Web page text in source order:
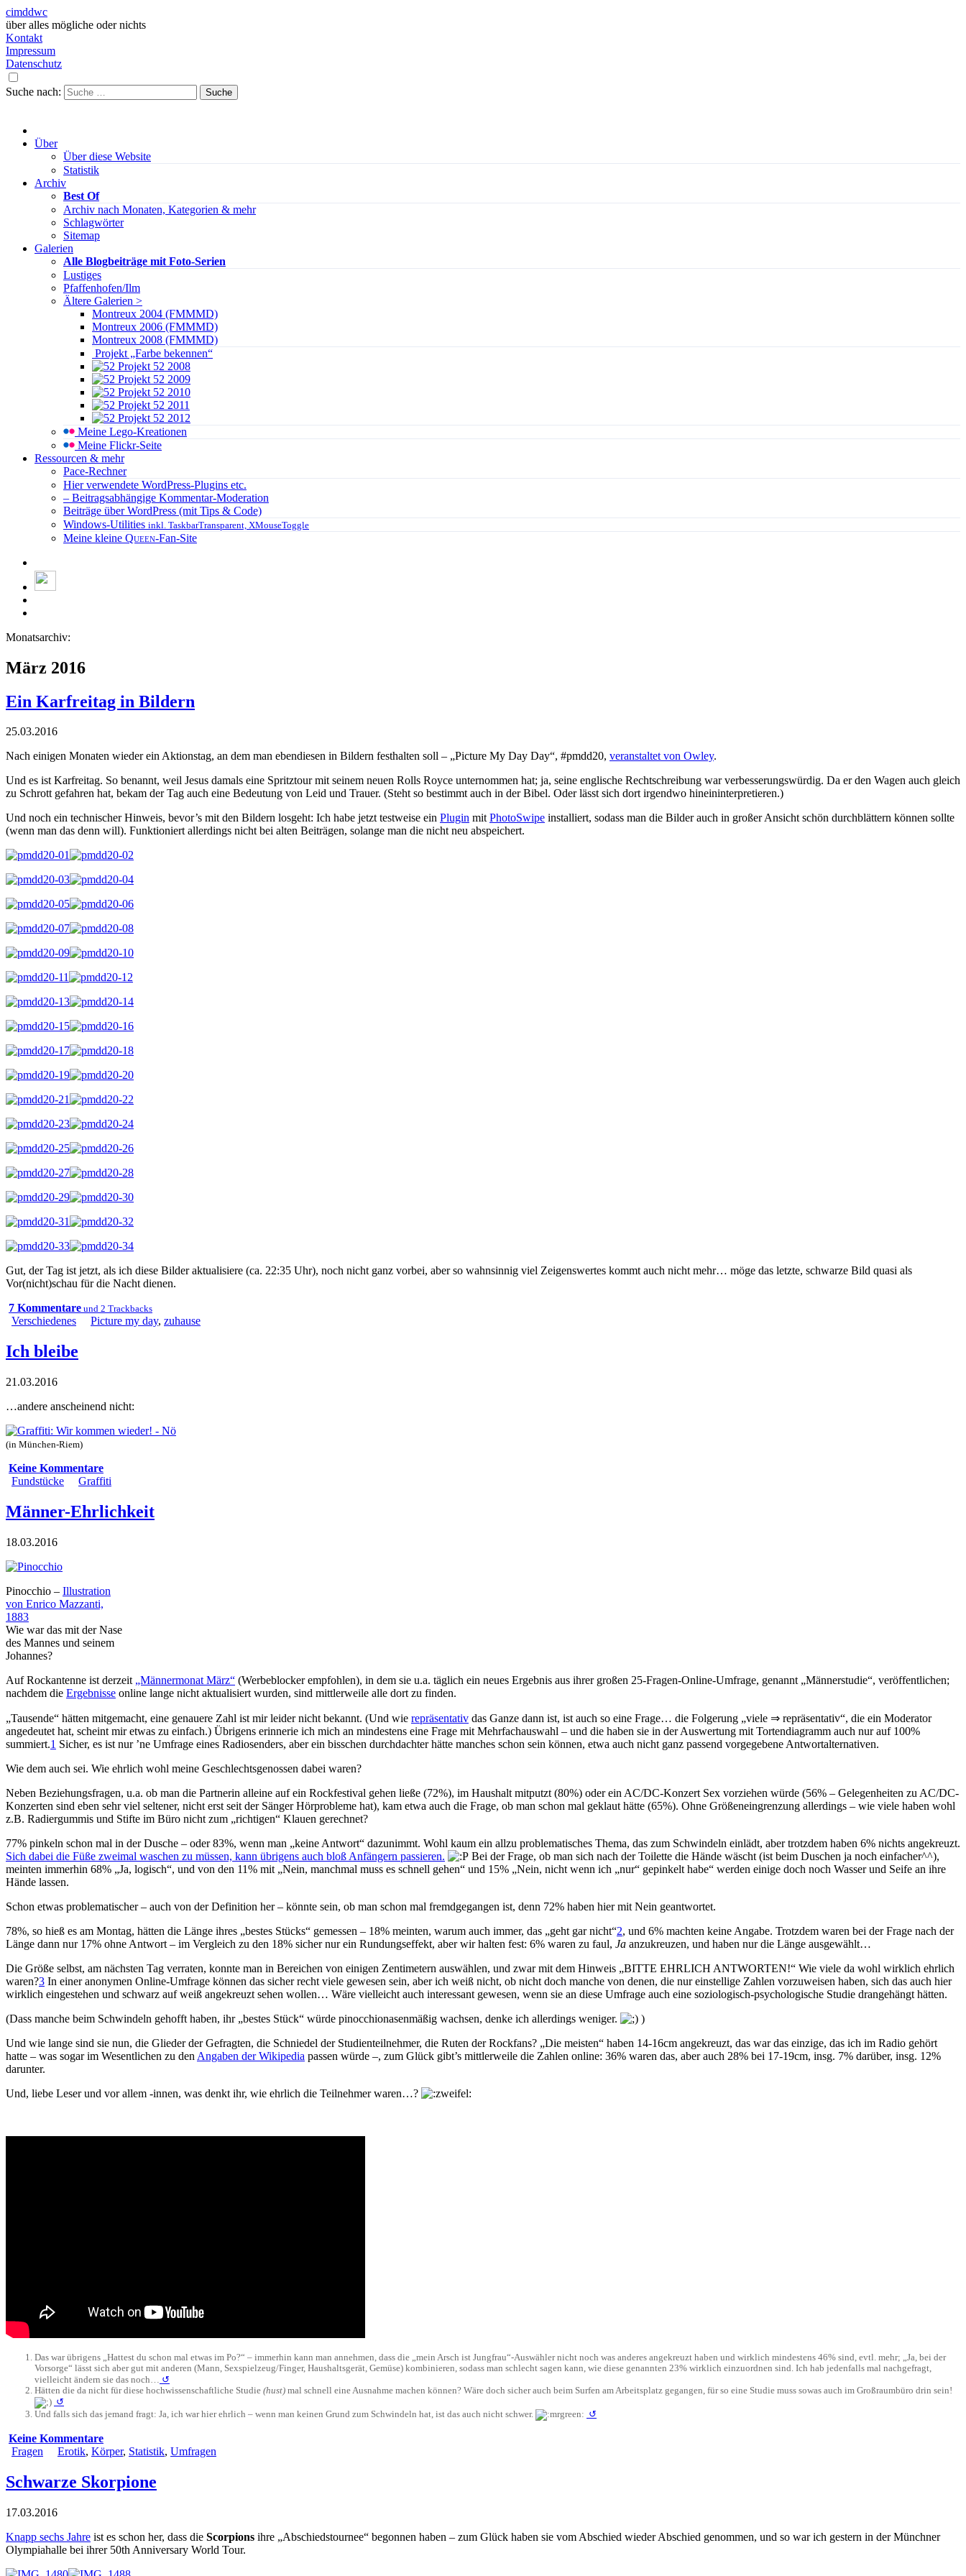
cimddwc
über alles mögliche oder nichts
Kontakt
Impressum
Datenschutz
Suche nach:
Über
Über diese Website
Statistik
Archiv
Best Of
Archiv nach Monaten, Kategorien & mehr
Schlagwörter
Sitemap
Galerien
Alle Blogbeiträge mit Foto-Serien
Lustiges
Pfaffenhofen/Ilm
Ältere Galerien >
Montreux 2004 (FMMMD)
Montreux 2006 (FMMMD)
Montreux 2008 (FMMMD)
Projekt „Farbe bekennen“
Projekt 52 2008
Projekt 52 2009
Projekt 52 2010
Projekt 52 2011
Projekt 52 2012
Meine Lego-Kreationen
Meine Flickr-Seite
Ressourcen & mehr
Pace-Rechner
Hier verwendete WordPress-Plugins etc.
– Beitragsabhängige Kommentar-Moderation
Beiträge über WordPress (mit Tips & Code)
Windows-Utilities inkl. TaskbarTransparent, XMouseToggle
Meine kleine Queen-Fan-Site
Monatsarchiv:
März 2016
Ein Karfreitag in Bildern
25.03.2016
Nach einigen Monaten wieder ein Aktionstag, an dem man ebendiesen in Bildern festhalten soll – „Picture My Day Day“, #pmdd20, veranstaltet von Owley.
Und es ist Karfreitag. So benannt, weil Jesus damals eine Spritztour mit seinem neuen Rolls Royce unternommen hat; ja, seine englische Rechtschreibung war verbesserungswürdig. Da er den Wagen auch gleich
zu Schrott gefahren hat, bekam der Tag auch eine Bedeutung von Leid und Trauer. (Steht so bestimmt auch in der Bibel. Oder lässt sich dort irgendwo hineininterpretieren.)
Und noch ein technischer Hinweis, bevor’s mit den Bildern losgeht: Ich habe jetzt testweise ein Plugin mitPhotoSwipe installiert, sodass man die Bilder auch in großer Ansicht schön durchblättern können sollte
(wenn man das denn will). Funktioniert allerdings nicht bei alten Beiträgen, solange man die nicht neu abspeichert.
Gut, der Tag ist jetzt, als ich diese Bilder aktualisiere (ca. 22:35 Uhr), noch nicht ganz vorbei, aber so wahnsinnig viel Zeigenswertes kommt auch nicht mehr… möge das letzte, schwarze Bild quasi als
Vor(nicht)schau für die Nacht dienen.
7 Kommentare und 2 Trackbacks
Verschiedenes Picture my day, zuhause
Ich bleibe
21.03.2016
…andere anscheinend nicht:
(in München-Riem)
Keine Kommentare
Fundstücke
Graffiti
Männer-Ehrlichkeit
18.03.2016
Pinocchio – Illustration
von Enrico Mazzanti,
1883
Wie war das mit der Nase
des Mannes und seinem
Johannes?
Auf Rockantenne ist derzeit „Männermonat März“ (Werbeblocker empfohlen), in dem sie u.a. täglich ein neues Ergebnis aus ihrer großen 25-Fragen-Online-Umfrage, genannt „Männerstudie“, veröffentlichen;
nachdem die Ergebnisse online lange nicht aktualisiert wurden, sind mittlerweile alle dort zu finden.
„Tausende“ hätten mitgemacht, eine genauere Zahl ist mir leider nicht bekannt. (Und wie repräsentativ das Ganze dann ist, ist auch so eine Frage… die Folgerung „viele ⇒ repräsentativ“, die ein Moderator
angedeutet hat, scheint mir etwas zu einfach.) Übrigens erinnerie ich mich an mindestens eine Frage mit Mehrfachauswahl – und die haben sie in der Auswertung mit Tortendiagramm auch nur auf 100%
summiert.1 Sicher, es ist nur ’ne Umfrage eines Radiosenders, aber ein bisschen durchdachter hätte manches schon sein können, etwa auch nicht ganz passend vorgegebene Antwort­alternativen.
Wie dem auch sei. Wie ehrlich wohl meine Geschlechts­genossen dabei waren?
Neben Beziehungsfragen, u.a. ob man die Partnerin alleine auf ein Rockfestival gehen ließe (72%), im Haushalt mitputzt (80%) oder ein AC/DC-Konzert Sex vorziehen würde (56% – Gelegenheiten zu AC/DC-
Konzerten sind eben sehr viel seltener, nicht erst seit der Sänger Hörprobleme hat), kam etwa auch die Frage, ob man schon mal geklaut hätte (65%). Ohne Größen­eingrenzung allerdings – wie viele haben wohl
z.B. Radiergummis und Stifte im Büro nicht zum „richtigen“ Klauen gerechnet?
77% pinkeln schon mal in der Dusche – oder 83%, wenn man „keine Antwort“ dazunimmt. Wohl kaum ein allzu problematisches Thema, das zum Schwindeln einlädt, aber trotzdem haben 6% nichts angekreuzt.
Sich dabei die Füße zweimal waschen zu müssen, kann übrigens auch bloß Anfängern passieren.
Bei der Frage, ob man sich nach der Toilette die Hände wäscht (ist beim Duschen ja noch einfacher^^),
meinten immerhin 68% „Ja, logisch“, und von den 11% mit „Nein, manchmal muss es schnell gehen“ und 15% „Nein, nicht wenn ich „nur“ gepinkelt habe“ werden einige doch noch Wasser und Seife an ihre
Hände lassen.
Schon etwas problematischer – auch von der Definition her – könnte sein, ob man schon mal fremdgegangen ist, denn 72% haben hier mit Nein geantwortet.
78%, so hieß es am Montag, hätten die Länge ihres „bestes Stücks“ gemessen – 18% meinten, warum auch immer, das „geht gar nicht“2, und 6% machten keine Angabe. Trotzdem waren bei der Frage nach der
Länge dann nur 17% ohne Antwort – im Vergleich zu den 18% sicher nur ein Rundungs­effekt, aber wir halten fest: 6% waren zu faul, Ja anzukreuzen, und haben nur die Länge ausgewählt…
Die Größe selbst, am nächsten Tag verraten, konnte man in Bereichen von einigen Zentimetern auswählen, und zwar mit dem Hinweis „BITTE EHRLICH ANTWORTEN!“ Wie viele da wohl wirklich ehrlich
waren?3 In einer anonymen Online-Umfrage können das sicher recht viele gewesen sein, aber ich weiß nicht, ob nicht doch manche von denen, die nur einstellige Zahlen vorzuweisen haben, sich das auch hier
wirklich eingestehen und schwarz auf weiß angekreuzt sehen wollen… Wäre vielleicht auch interessant gewesen, wenn sie an diese Umfrage auch eine soziologisch-psychologische Studie drangehängt hätten.
(Dass manche beim Schwindeln gehofft haben, ihr „bestes Stück“ würde pinocchio­nasen­mäßig wachsen, denke ich allerdings weniger.
)
Und wie lange sind sie nun, die Glieder der Gefragten, die Schniedel der Studien­teilnehmer, die Ruten der Rockfans? „Die meisten“ haben 14-16cm angekreuzt, das war das einzige, das ich im Radio gehört
hatte – was sogar im Wesentlichen zu den Angaben der Wikipedia passen würde –, zum Glück gibt’s mittlerweile die Zahlen online: 36% waren das, aber auch 28% bei 17-19cm, insg. 7% darüber, insg. 12%
darunter.
Und, liebe Leser und vor allem -innen, was denkt ihr, wie ehrlich die Teilnehmer waren…?
Das war übrigens „Hattest du schon mal etwas im Po?“ – immerhin kann man annehmen, dass die „mein Arsch ist Jungfrau“-Auswähler nicht noch was anderes angekreuzt haben und wirklich mindestens 46% sind, evtl. mehr; „Ja, bei der
Vorsorge“ lässt sich aber gut mit anderen (Mann, Sexspielzeug/Finger, Haushaltsgerät, Gemüse) kombinieren, sodass man schlecht sagen kann, wie diese genannten 23% wirklich einzuordnen sind. Ich hab jedenfalls mal nachgefragt,
vielleicht ändern sie das noch… ↺
Hätten die da nicht für diese hochwissenschaftliche Studie (hust) mal schnell eine Ausnahme machen können? Wäre doch sicher auch beim Surfen am Arbeitsplatz gegangen, für so eine Studie muss sowas auch im Großraumbüro drin sein!
↺
Und falls sich das jemand fragt: Ja, ich war hier ehrlich – wenn man keinen Grund zum Schwindeln hat, ist das auch nicht schwer.
↺
Keine Kommentare
Fragen
Erotik, Körper, Statistik, Umfragen
Schwarze Skorpione
17.03.2016
Knapp sechs Jahre ist es schon her, dass die Scorpions ihre „Abschiedstournee“ begonnen haben – zum Glück haben sie vom Abschied wieder Abschied genommen, und so war ich gestern in der Münchner
Olympiahalle bei ihrer 50th Anniversary World Tour.